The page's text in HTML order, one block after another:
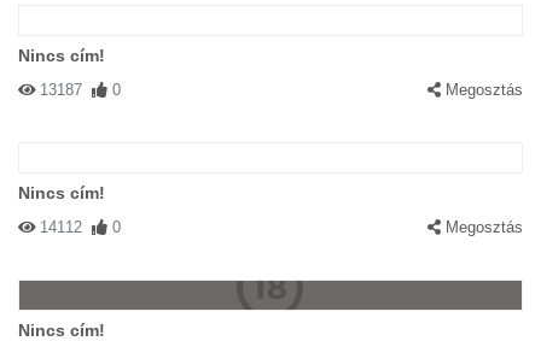
Nincs cím!
13187 0 Megosztás
Nincs cím!
14112 0 Megosztás
Nincs cím!